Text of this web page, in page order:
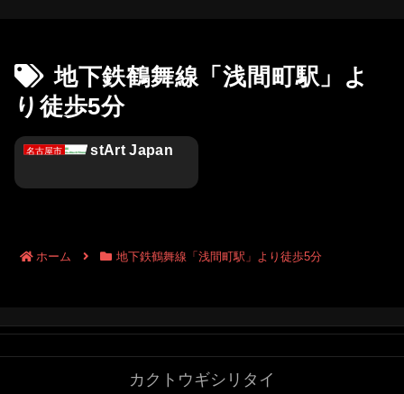
地下鉄鶴舞線「浅間町駅」よ
り徒歩5分
名古屋市 stArt Japan
ホーム 地下鉄鶴舞線「浅間町駅」より徒歩5分
カクトウギシリタイ